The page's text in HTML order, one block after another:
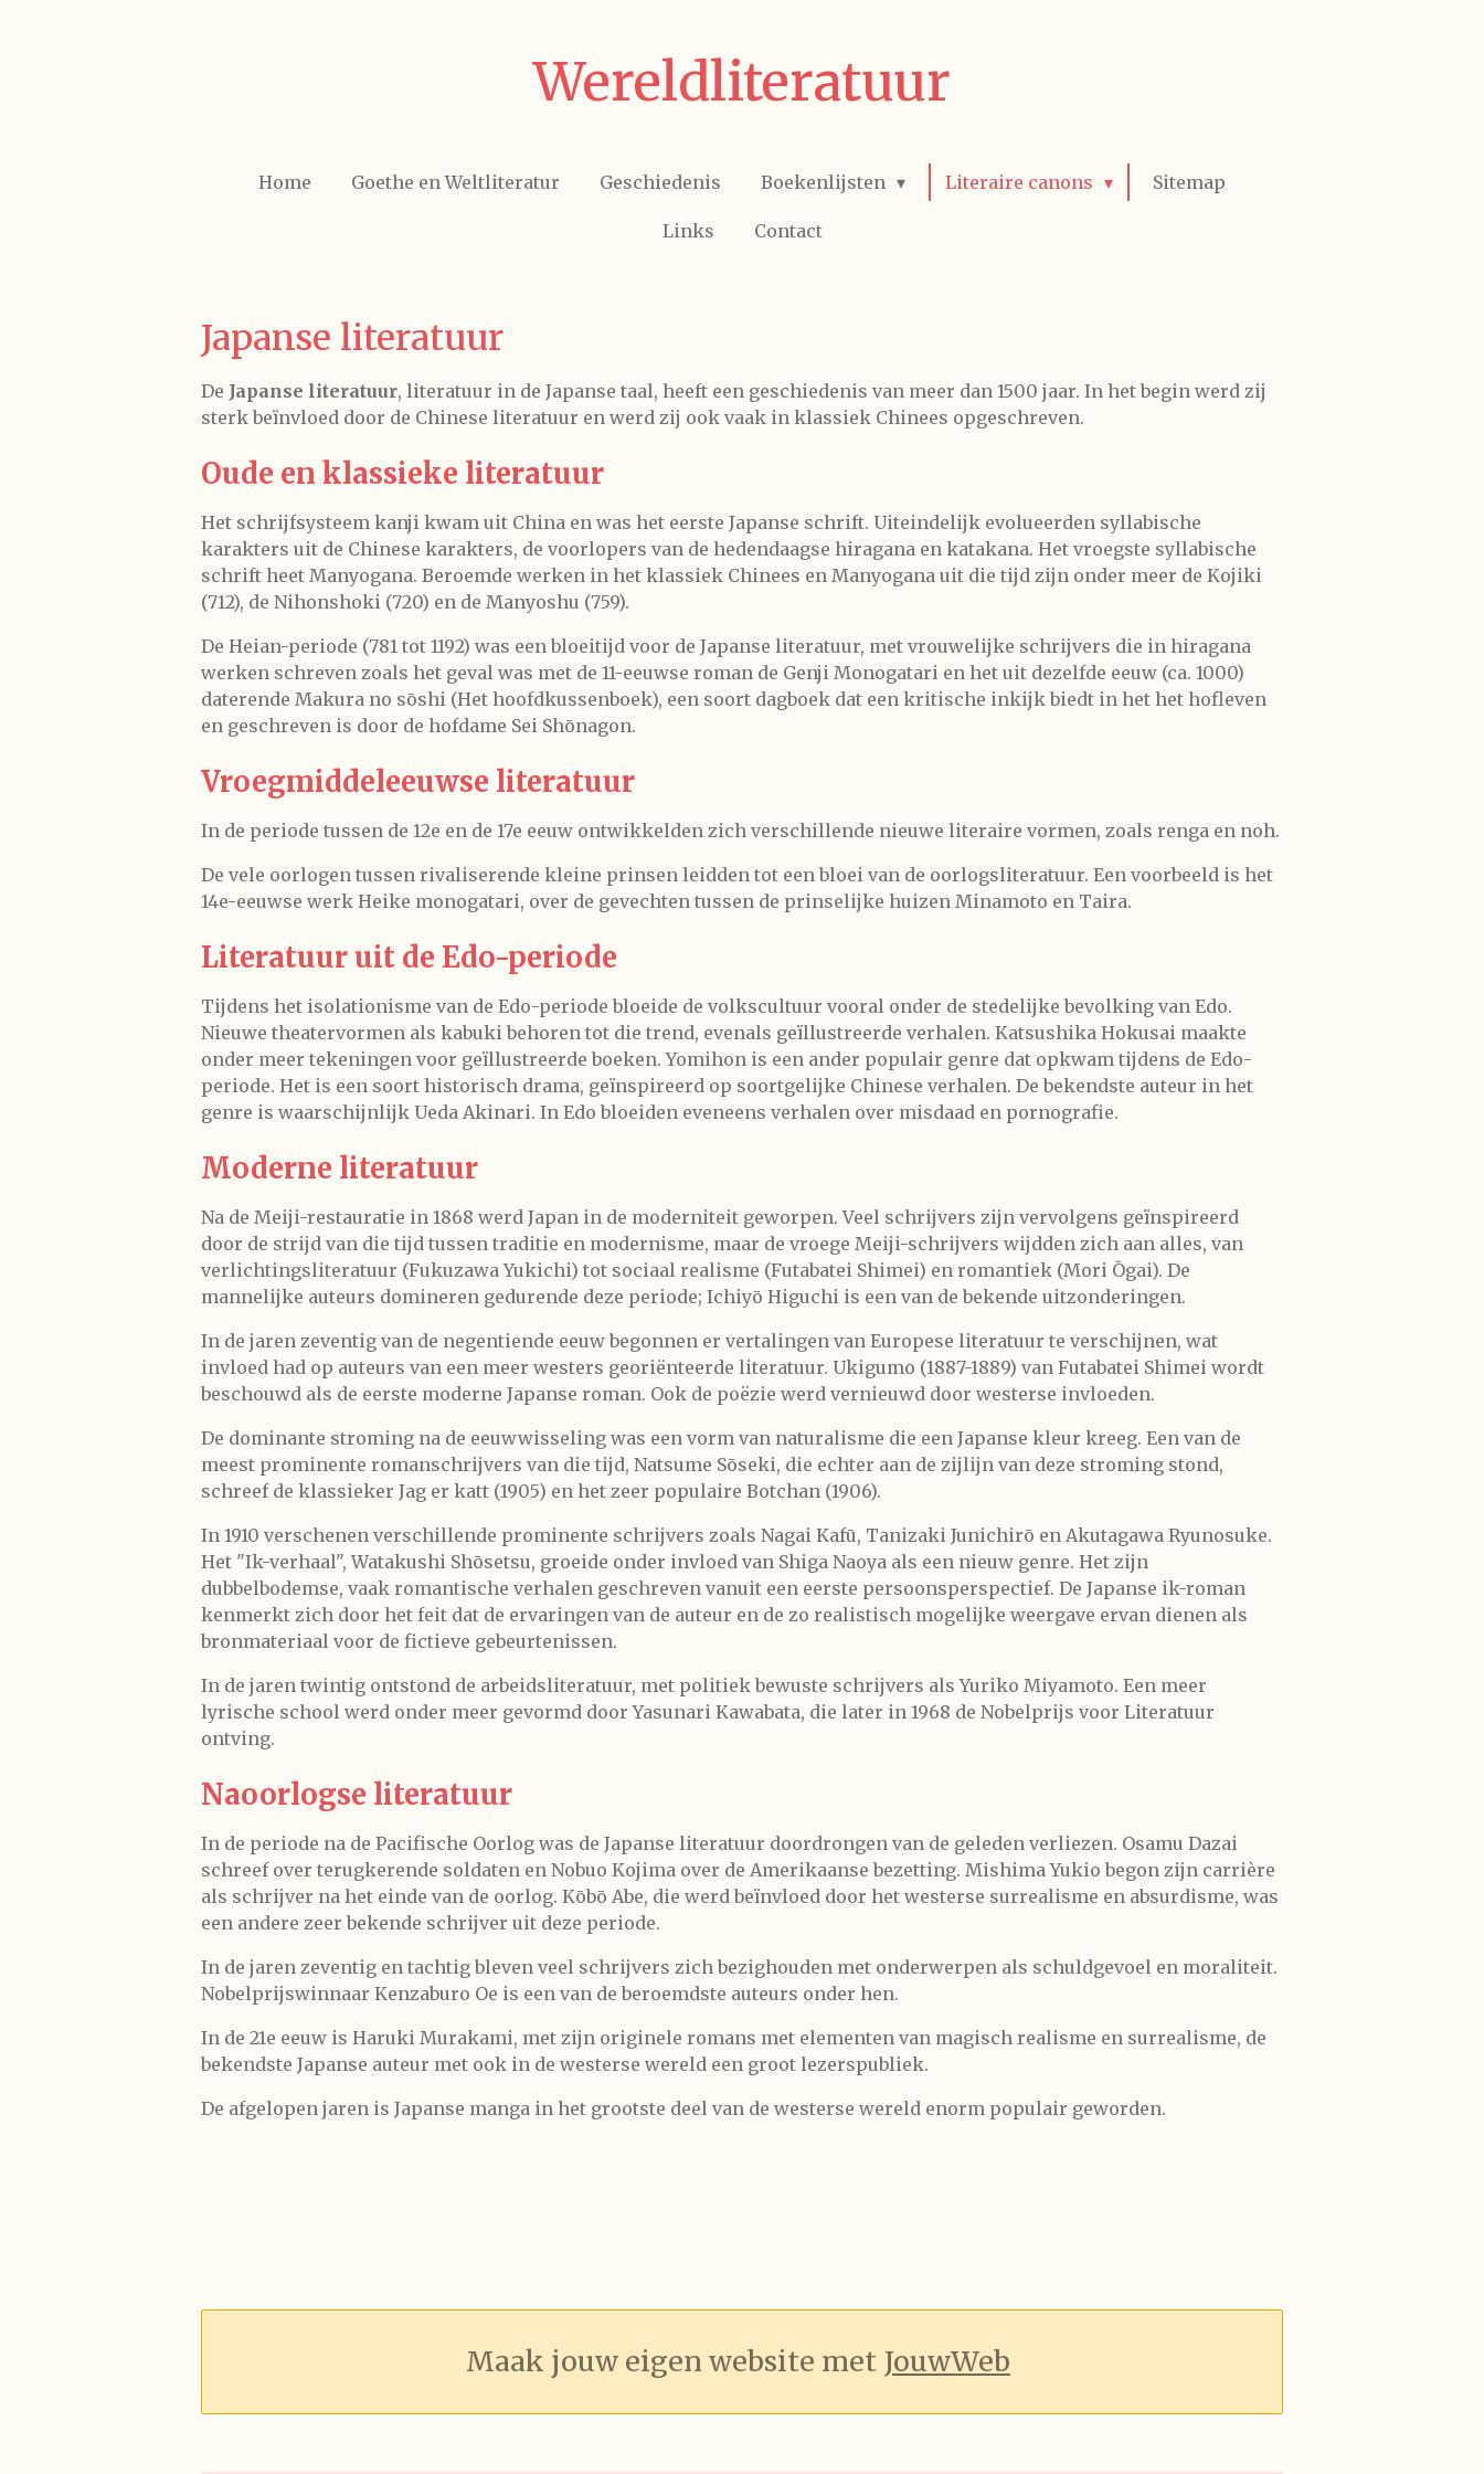
Wereldliteratuur
Home Goethe en Weltliteratur Geschiedenis Boekenlijsten Literaire canons Sitemap
Links Contact
Japanse literatuur
De Japanse literatuur, literatuur in de Japanse taal, heeft een geschiedenis van meer dan 1500 jaar. In het begin werd zij
sterk beïnvloed door de Chinese literatuur en werd zij ook vaak in klassiek Chinees opgeschreven.
Oude en klassieke literatuur
Het schrijfsysteem kanji kwam uit China en was het eerste Japanse schrift. Uiteindelijk evolueerden syllabische
karakters uit de Chinese karakters, de voorlopers van de hedendaagse hiragana en katakana. Het vroegste syllabische
schrift heet Manyogana. Beroemde werken in het klassiek Chinees en Manyogana uit die tijd zijn onder meer de Kojiki
(712), de Nihonshoki (720) en de Manyoshu (759).
De Heian-periode (781 tot 1192) was een bloeitijd voor de Japanse literatuur, met vrouwelijke schrijvers die in hiragana
werken schreven zoals het geval was met de 11-eeuwse roman de Genji Monogatari en het uit dezelfde eeuw (ca. 1000)
daterende Makura no sōshi (Het hoofdkussenboek), een soort dagboek dat een kritische inkijk biedt in het het hofleven
en geschreven is door de hofdame Sei Shōnagon.
Vroegmiddeleeuwse literatuur
In de periode tussen de 12e en de 17e eeuw ontwikkelden zich verschillende nieuwe literaire vormen, zoals renga en noh.
De vele oorlogen tussen rivaliserende kleine prinsen leidden tot een bloei van de oorlogsliteratuur. Een voorbeeld is het
14e-eeuwse werk Heike monogatari, over de gevechten tussen de prinselijke huizen Minamoto en Taira.
Literatuur uit de Edo-periode
Tijdens het isolationisme van de Edo-periode bloeide de volkscultuur vooral onder de stedelijke bevolking van Edo.
Nieuwe theatervormen als kabuki behoren tot die trend, evenals geïllustreerde verhalen. Katsushika Hokusai maakte
onder meer tekeningen voor geïllustreerde boeken. Yomihon is een ander populair genre dat opkwam tijdens de Edo-
periode. Het is een soort historisch drama, geïnspireerd op soortgelijke Chinese verhalen. De bekendste auteur in het
genre is waarschijnlijk Ueda Akinari. In Edo bloeiden eveneens verhalen over misdaad en pornografie.
Moderne literatuur
Na de Meiji-restauratie in 1868 werd Japan in de moderniteit geworpen. Veel schrijvers zijn vervolgens geïnspireerd
door de strijd van die tijd tussen traditie en modernisme, maar de vroege Meiji-schrijvers wijdden zich aan alles, van
verlichtingsliteratuur (Fukuzawa Yukichi) tot sociaal realisme (Futabatei Shimei) en romantiek (Mori Ōgai). De
mannelijke auteurs domineren gedurende deze periode; Ichiyō Higuchi is een van de bekende uitzonderingen.
In de jaren zeventig van de negentiende eeuw begonnen er vertalingen van Europese literatuur te verschijnen, wat
invloed had op auteurs van een meer westers georiënteerde literatuur. Ukigumo (1887-1889) van Futabatei Shimei wordt
beschouwd als de eerste moderne Japanse roman. Ook de poëzie werd vernieuwd door westerse invloeden.
De dominante stroming na de eeuwwisseling was een vorm van naturalisme die een Japanse kleur kreeg. Een van de
meest prominente romanschrijvers van die tijd, Natsume Sōseki, die echter aan de zijlijn van deze stroming stond,
schreef de klassieker Jag er katt (1905) en het zeer populaire Botchan (1906).
In 1910 verschenen verschillende prominente schrijvers zoals Nagai Kafū, Tanizaki Junichirō en Akutagawa Ryunosuke.
Het "Ik-verhaal", Watakushi Shōsetsu, groeide onder invloed van Shiga Naoya als een nieuw genre. Het zijn
dubbelbodemse, vaak romantische verhalen geschreven vanuit een eerste persoonsperspectief. De Japanse ik-roman
kenmerkt zich door het feit dat de ervaringen van de auteur en de zo realistisch mogelijke weergave ervan dienen als
bronmateriaal voor de fictieve gebeurtenissen.
In de jaren twintig ontstond de arbeidsliteratuur, met politiek bewuste schrijvers als Yuriko Miyamoto. Een meer
lyrische school werd onder meer gevormd door Yasunari Kawabata, die later in 1968 de Nobelprijs voor Literatuur
ontving.
Naoorlogse literatuur
In de periode na de Pacifische Oorlog was de Japanse literatuur doordrongen van de geleden verliezen. Osamu Dazai
schreef over terugkerende soldaten en Nobuo Kojima over de Amerikaanse bezetting. Mishima Yukio begon zijn carrière
als schrijver na het einde van de oorlog. Kōbō Abe, die werd beïnvloed door het westerse surrealisme en absurdisme, was
een andere zeer bekende schrijver uit deze periode.
In de jaren zeventig en tachtig bleven veel schrijvers zich bezighouden met onderwerpen als schuldgevoel en moraliteit.
Nobelprijswinnaar Kenzaburo Oe is een van de beroemdste auteurs onder hen.
In de 21e eeuw is Haruki Murakami, met zijn originele romans met elementen van magisch realisme en surrealisme, de
bekendste Japanse auteur met ook in de westerse wereld een groot lezerspubliek.
De afgelopen jaren is Japanse manga in het grootste deel van de westerse wereld enorm populair geworden.
Maak jouw eigen website met JouwWeb